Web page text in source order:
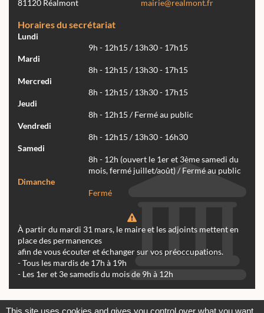
81120 Réalmont
mairie@realmont.fr
Horaires du secrétariat
Lundi
9h - 12h15 / 13h30 - 17h15
Mardi
8h - 12h15 / 13h30 - 17h15
Mercredi
8h - 12h15 / 13h30 - 17h15
Jeudi
8h - 12h15 / Fermé au public
Vendredi
8h - 12h15 / 13h30 - 16h30
Samedi
8h - 12h (ouvert le 1er et 3ème samedi du
mois, fermé juillet/août) / Fermé au public
Dimanche
Fermé
À partir du mardi 31 mars, le maire et les adjoints mettent en
place des permanences
afin de vous écouter et échanger sur vos préoccupations.
- Tous les mardis de 17h à 19h
- Les 1er et 3e samedis du mois de 9h à 12h
This site uses cookies and gives you control over what you want